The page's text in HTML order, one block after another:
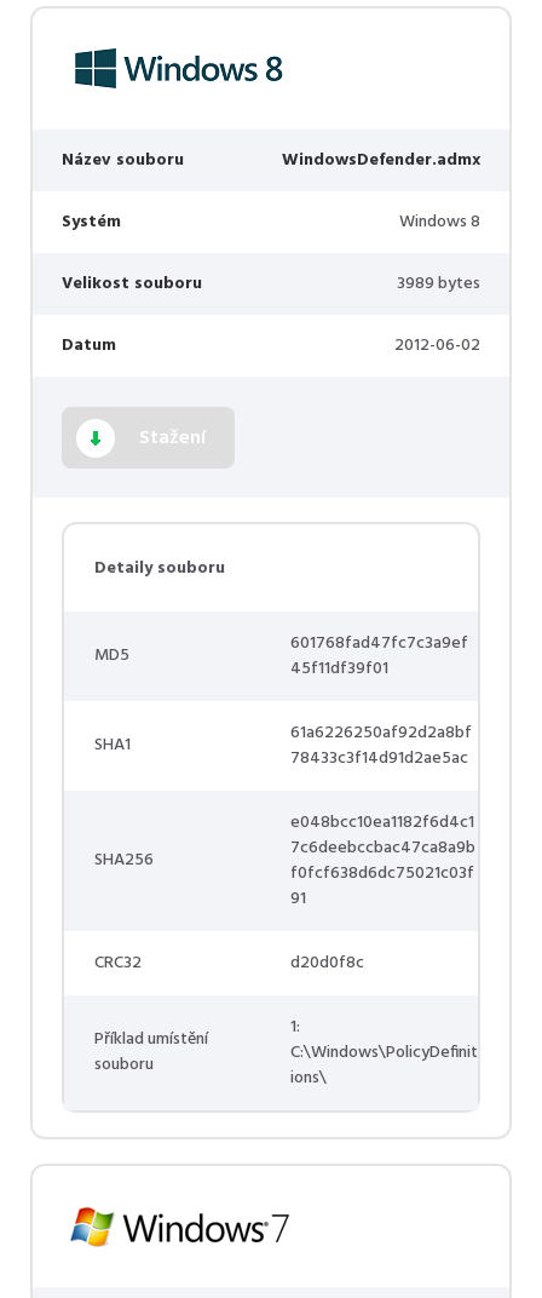
Název souboru WindowsDefender.admx
Systém Windows 8
Velikost souboru 3989 bytes
Datum 2012-06-02
Stažení
Detaily souboru
MD5
601768fad47fc7c3a9ef
45f11df39f01
SHA1
61a6226250af92d2a8bf
78433c3f14d91d2ae5ac
SHA256
e048bcc10ea1182f6d4c1
7c6deebccbac47ca8a9b
f0fcf638d6dc75021c03f
91
CRC32 d20d0f8c
Příklad umístění
souboru
1:
C:\Windows\PolicyDefinit
ions\